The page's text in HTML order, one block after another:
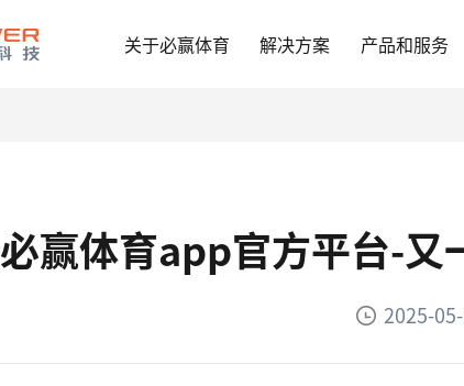
关于必赢体育 解决方案 产品和服务
必赢体育app官方平台-又
2025-